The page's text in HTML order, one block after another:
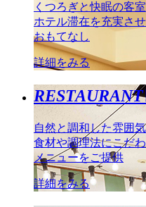
くつろぎと快眠の客室
ホテル滞在を充実さ
おもてなし
詳細をみる
RESTAURANT
自然と調和した雰囲
食材や調理法にこだ
メニューをご提供
詳細をみる